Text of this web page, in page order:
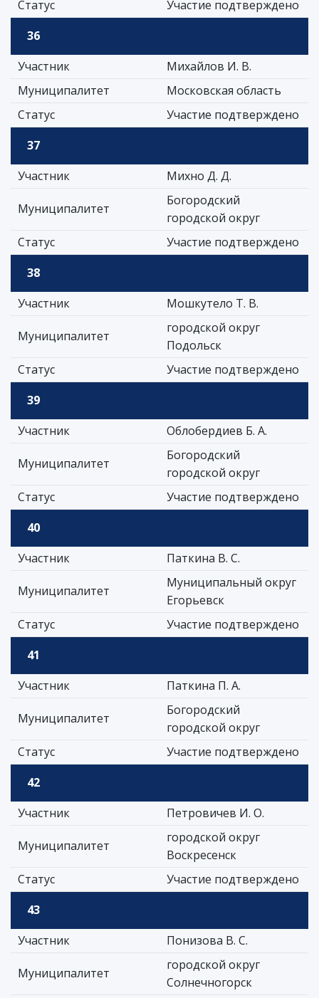
Статус
Участие подтверждено
36
Участник
Михайлов И. В.
Муниципалитет
Московская область
Статус
Участие подтверждено
37
Участник
Михно Д. Д.
Муниципалитет
Богородский
городской округ
Статус
Участие подтверждено
38
Участник
Мошкутело Т. В.
Муниципалитет
городской округ
Подольск
Статус
Участие подтверждено
39
Участник
Облобердиев Б. А.
Муниципалитет
Богородский
городской округ
Статус
Участие подтверждено
40
Участник
Паткина В. С.
Муниципалитет
Муниципальный округ
Егорьевск
Статус
Участие подтверждено
41
Участник
Паткина П. А.
Муниципалитет
Богородский
городской округ
Статус
Участие подтверждено
42
Участник
Петровичев И. О.
Муниципалитет
городской округ
Воскресенск
Статус
Участие подтверждено
43
Участник
Понизова В. С.
Муниципалитет
городской округ
Солнечногорск